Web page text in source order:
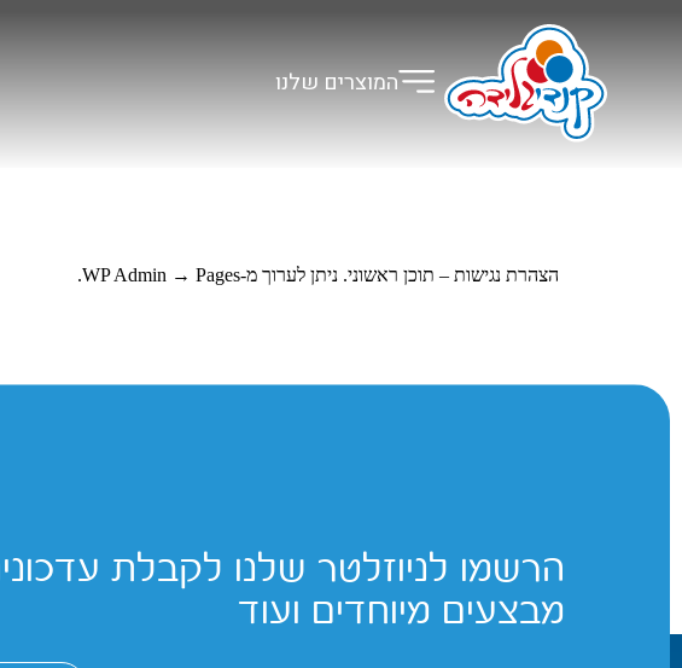
המוצרים שלנו
הצהרת נגישות – תוכן ראשוני. ניתן לערוך מ-WP Admin → Pages.
הרשמו לניוזלטר שלנו לקבלת
מבצעים מיוחדים ועוד